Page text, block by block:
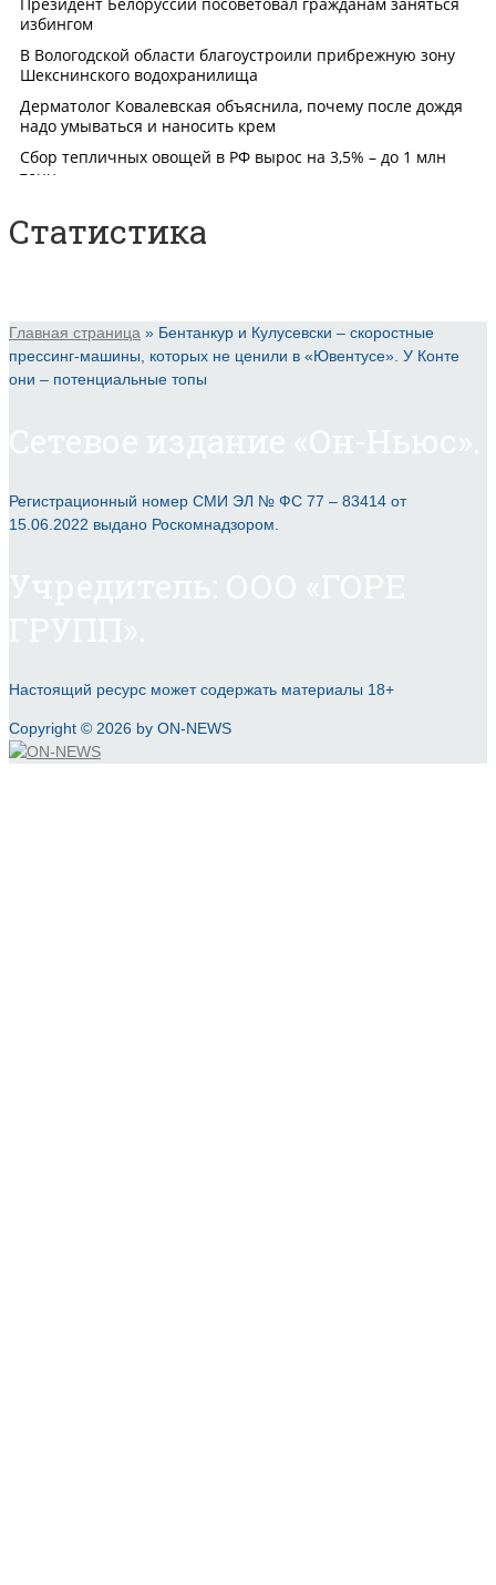
Статистика
Главная страница » Бентанкур и Кулусевски – скоростные
прессинг-машины, которых не ценили в «Ювентусе». У Конте
они – потенциальные топы
Регистрационный номер СМИ ЭЛ № ФС 77 – 83414 от
15.06.2022 выдано Роскомнадзором.
Настоящий ресурс может содержать материалы 18+
Copyright © 2026 by ON-NEWS